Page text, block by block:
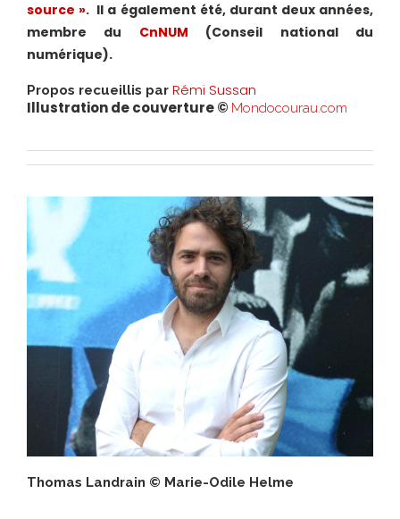
source ». Il a également été, durant deux années,
membre du CnNUM (Conseil national du
numérique).
Propos recueillis par Rémi Sussan
Illustration de couverture © Mondocourau.com
Thomas Landrain © Marie-Odile Helme